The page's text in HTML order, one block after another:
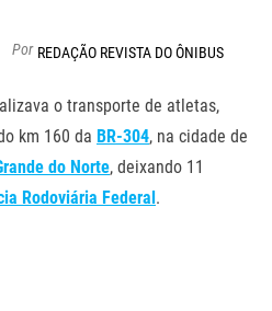
Por REDAÇÃO REVISTA DO ÔNIBUS
o transporte de atletas,
km 160 da BR-304, na cidade de
do Norte, deixando 11
Rodoviária Federal .